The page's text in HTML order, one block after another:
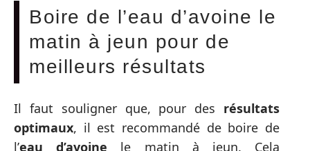
Boire de l’eau d’avoine le
matin à jeun pour de
meilleurs résultats
Il faut souligner que, pour des résultats
optimaux, il est recommandé de boire de
l’eau d’avoine le matin à jeun. Cela